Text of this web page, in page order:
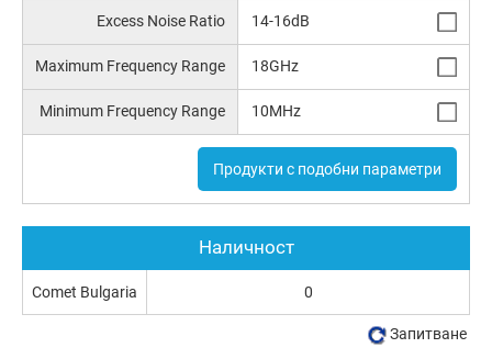
Excess Noise Ratio 14-16dB
Maximum Frequency Range 18GHz
Minimum Frequency Range 10MHz
Продукти с подобни параметри
Наличност
Comet Bulgaria 0
Запитване